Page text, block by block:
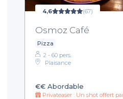
4,6 (67)
Osmoz Café
Pizza
2 - 60 pers.
Plaisance
€€ Abordable
Privateaser : Un shot offert